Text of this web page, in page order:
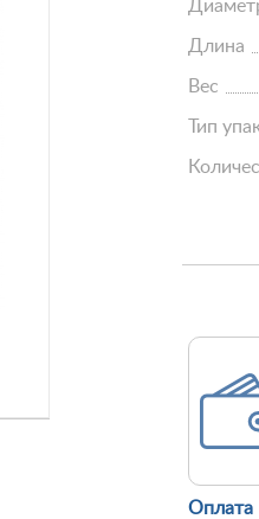
Длина
Вес
Тип
Оплата